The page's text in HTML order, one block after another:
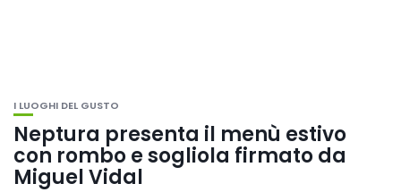
I LUOGHI DEL GUSTO
Neptura presenta il menù estivo
con rombo e sogliola firmato da
Miguel Vidal